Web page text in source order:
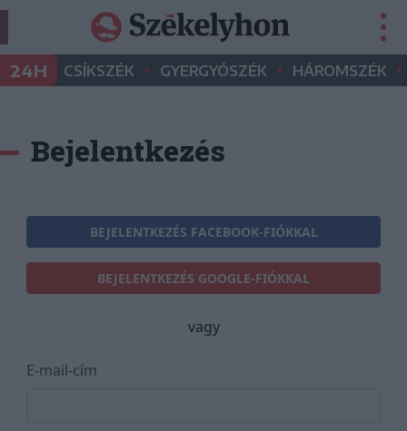
24H CSÍKSZÉK • GYERGYÓSZÉK • HÁROMSZÉK •
Bejelentkezés
BEJELENTKEZÉS FACEBOOK-FIÓKKAL
BEJELENTKEZÉS GOOGLE-FIÓKKAL
vagy
E-mail-cím